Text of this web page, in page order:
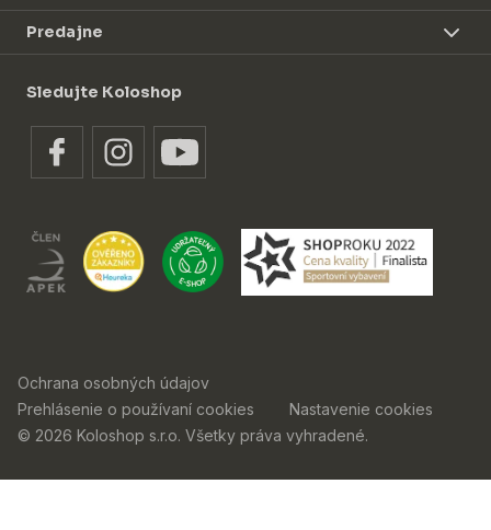
Predajne
Sledujte Koloshop
Ochrana osobných údajov
Prehlásenie o používaní cookies
Nastavenie cookies
© 2026 Koloshop s.r.o. Všetky práva vyhradené.